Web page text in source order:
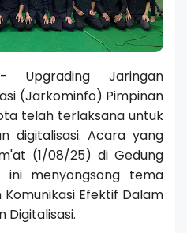
Upgrading Jaringan
(Jarkominfo) Pimpinan
telah terlaksana untuk
digitalisasi. Acara yang
(1/08/25) di Gedung
ini menyongsong tema
Komunikasi Efektif Dalam
Digitalisasi.